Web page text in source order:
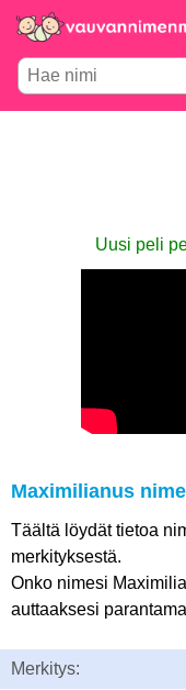
Uusi peli
Maximilianus
Täältä löydät tietoa
merkityksestä.
Onko nimesi
auttaaksesi
Merkitys: